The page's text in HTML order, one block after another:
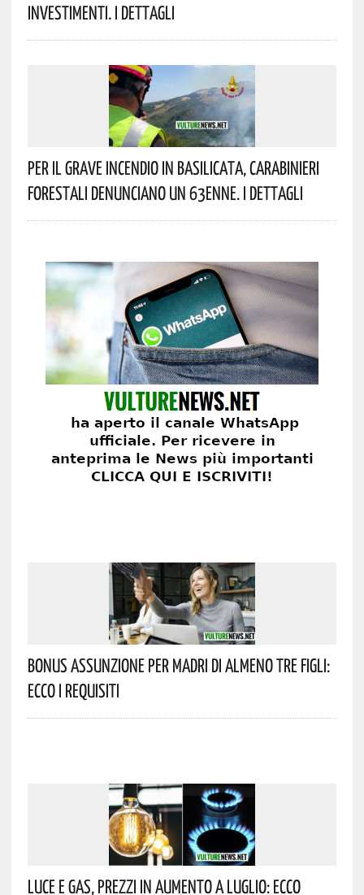
Investimenti. I Dettagli
Per Il Grave Incendio In Basilicata, Carabinieri
Forestali Denunciano Un 63enne. I Dettagli
Bonus Assunzione Per Madri Di Almeno Tre Figli:
Ecco I Requisiti
Luce E Gas, Prezzi In Aumento A Luglio: Ecco